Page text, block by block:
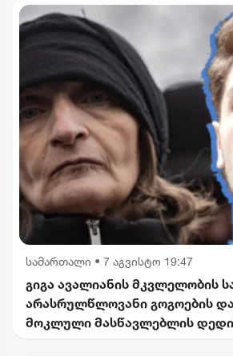
სამართალი • 7 აგვისტო 19:47
გიგა ავალიანის მკვლელობის
არასრულწლოვანი გოგოების
მოკლული მასწავლებლის